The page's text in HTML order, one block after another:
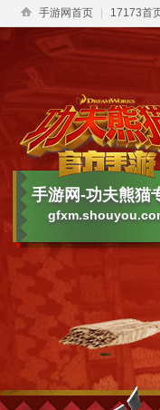
手游网首页 17173首
手游网-功夫熊猫